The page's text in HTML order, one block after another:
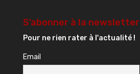
S’abonner à la newsletter
Pour ne rien rater à l'actualité !
Email